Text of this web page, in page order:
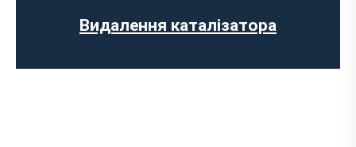
Видалення каталізатора